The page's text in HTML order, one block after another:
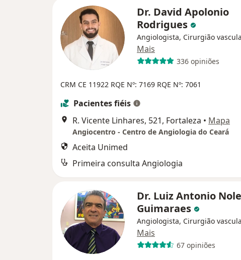
Dr. David Apolonio
Rodrigues
Angiologista, Cirurgião
Mais
336 opiniões
CRM CE 11922 RQE Nº: 7169 RQE Nº: 7061
Pacientes fiéis
R. Vicente Linhares, 521, Fortaleza • Mapa
Angiocentro - Centro de Angiologia do Ceará
Aceita Unimed
Primeira consulta Angiologia
Dr. Luiz Antonio
Guimaraes
Angiologista, Cirurgião
Mais
67 opiniões